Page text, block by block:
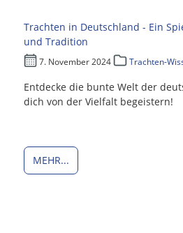
Trachten in Deutschland - Ein
und Tradition
7. November 2024 Trachten-
Entdecke die bunte Welt der
dich von der Vielfalt begeistern!
MEHR...